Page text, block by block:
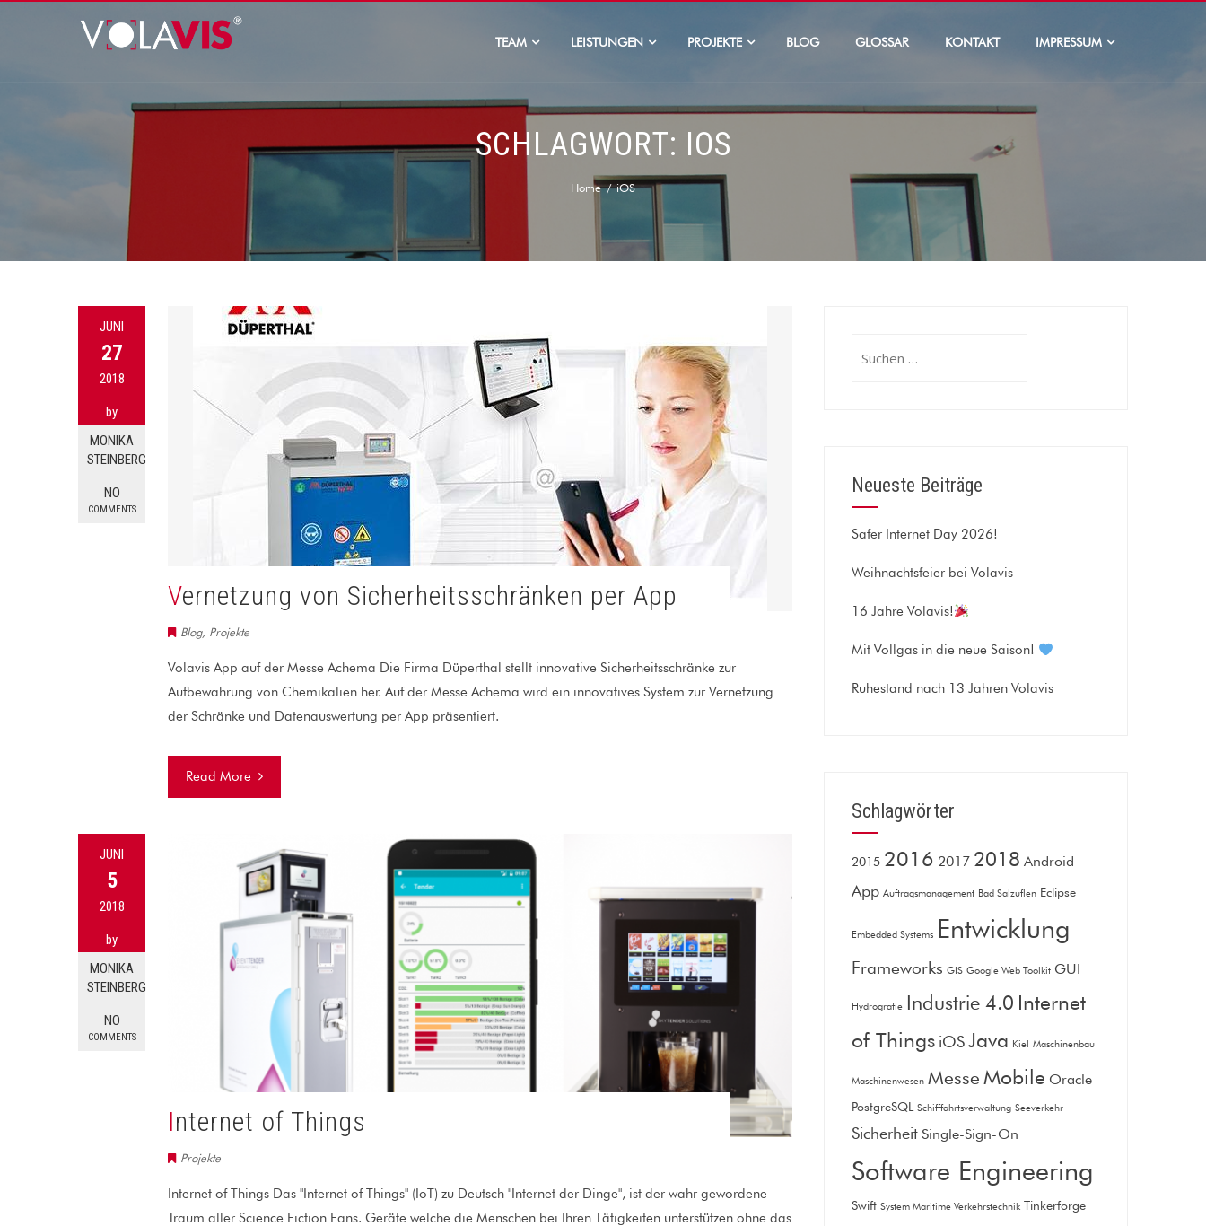
TEAM LEISTUNGEN PROJEKTE BLOG GLOSSAR KONTAKT IMPRESSUM
SCHLAGWORT: IOS
Home iOS
JUNI
27
2018
by
MONIKA
STEINBERG
NO
COMMENTS
Vernetzung von Sicherheitsschränken per App
Blog, Projekte
Volavis App auf der Messe Achema Die Firma Düperthal stellt innovative Sicherheitsschränke zur
Aufbewahrung von Chemikalien her. Auf der Messe Achema wird ein innovatives System zur Vernetzung
der Schränke und Datenauswertung per App präsentiert.
Read More
JUNI
5
2018
by
MONIKA
STEINBERG
NO
COMMENTS
Internet of Things
Projekte
Internet of Things Das "Internet of Things" (IoT) zu Deutsch "Internet der Dinge", ist der wahr gewordene
Traum aller Science Fiction Fans. Geräte welche die Menschen bei Ihren Tätigkeiten unterstützen ohne das
nach:
Neueste Beiträge
Safer Internet Day 2026!
Weihnachtsfeier bei Volavis
16 Jahre Volavis!
Mit Vollgas in die neue Saison!
Ruhestand nach 13 Jahren Volavis
Schlagwörter
2015 2016 2017 2018 Android
App Auftragsmanagement Bad Salzuflen Eclipse
Embedded Systems Entwicklung
Frameworks GIS Google Web Toolkit GUI
Hydrografie Industrie 4.0 Internet
of Things iOS Java Kiel Maschinenbau
Maschinenwesen Messe Mobile Oracle
PostgreSQL Schifffahrtsverwaltung Seeverkehr
Sicherheit Single-Sign-On
Software Engineering
Swift System Maritime Verkehrstechnik Tinkerforge